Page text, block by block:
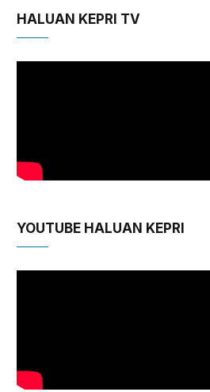
HALUAN KEPRI TV
YOUTUBE HALUAN KEPRI